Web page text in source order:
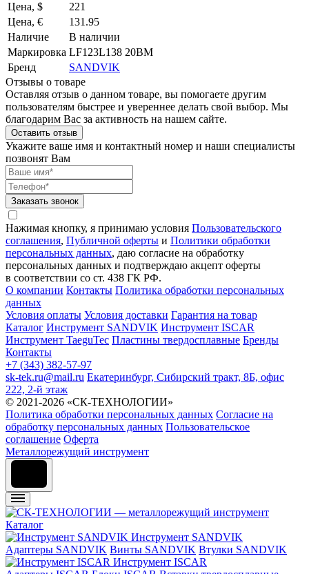
Цена, $
221
Цена, €
131.95
Наличие
В наличии
Маркировка LF123L138 20BM
Бренд
SANDVIK
Отзывы о товаре
Оставляя отзыв о данном товаре, вы помогаете другим
пользователям быстрее и увереннее делать свой выбор. Мы
благодарим Вас за активность на нашем сайте.
Оставить отзыв
Укажите ваше имя и контактный номер и наши специалисты
позвонят Вам
Заказать звонок
Нажимая кнопку, я принимаю условия Пользовательского
соглашения, Публичной оферты и Политики обработки
персональных данных, даю согласие на обработку
персональных данных и подтверждаю акцепт оферты
в соответствии со ст. 438 ГК РФ.
О компании Контакты Политика обработки персональных
данных
Условия оплаты Условия доставки Гарантия на товар
Каталог Инструмент SANDVIK Инструмент ISCAR
Инструмент TaeguTec Пластины твердосплавные Бренды
Контакты
+7 (343) 382-57-97
sk-tek.ru@mail.ru Екатеринбург, Сибирский тракт, 8Б, офис
222, 2-й этаж
© 2021-2026 «СК-ТЕХНОЛОГИИ»
Политика обработки персональных данных Согласие на
обработку персональных данных Пользовательское
соглашение Оферта
Металлорежущий инструмент
Каталог
Инструмент SANDVIK
Адаптеры SANDVIK Винты SANDVIK Втулки SANDVIK
Инструмент ISCAR